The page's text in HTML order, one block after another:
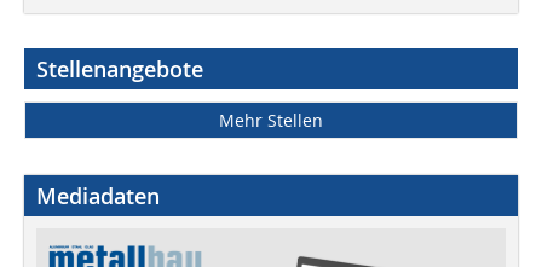
Stellenangebote
Mehr Stellen
Mediadaten